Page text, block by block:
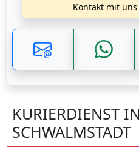
Kontakt mit
KURIERDIENST
SCHWALMSTADT